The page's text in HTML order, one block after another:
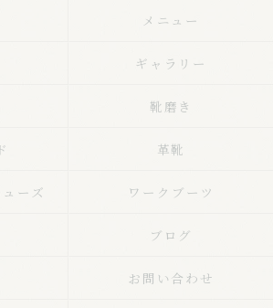
メニュー
ギャラリー
靴磨き
革靴
ーズ
ワークブーツ
ブログ
お問い合わせ